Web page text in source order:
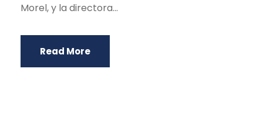
Morel, y la directora...
Read More